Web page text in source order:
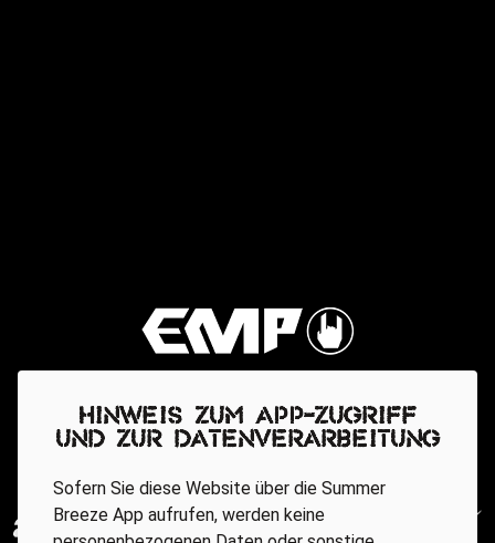
Hinweis zum App-Zugriff
und zur Datenverarbeitung
Sofern Sie diese Website über die Summer
Breeze App aufrufen, werden keine